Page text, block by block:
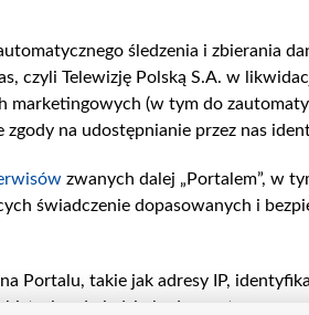
śledzenia i zbierania
Telewizję Polską S.A. w
marketingowych (w tym do
na udostępnianie przez nas
zwanych dalej „Portalem”, w
świadczenie dopasowanych i
na Portalu, takie jak adresy IP,
odwiedzin będą przetwarzane